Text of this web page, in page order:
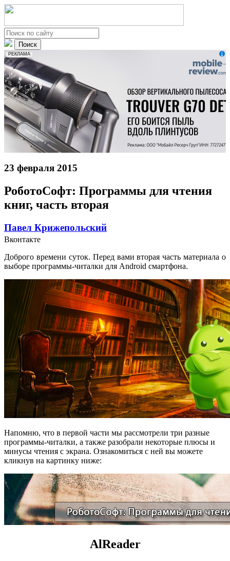
erid: 2VfnxxmNzs5
РЕКЛАМА
23 февраля 2015
РоботоСофт: Программы для чтения
книг, часть вторая
Павел Крижепольский
Вконтакте
Доброго времени суток. Перед вами вторая часть материала о
выборе программы-читалки для Android смартфона.
Напомню, что в первой части мы рассмотрели три разные
программы-читалки, а также разобрали некоторые плюсы и
минусы чтения с экрана. Ознакомиться с ней вы можете
кликнув на картинку ниже:
AlReader